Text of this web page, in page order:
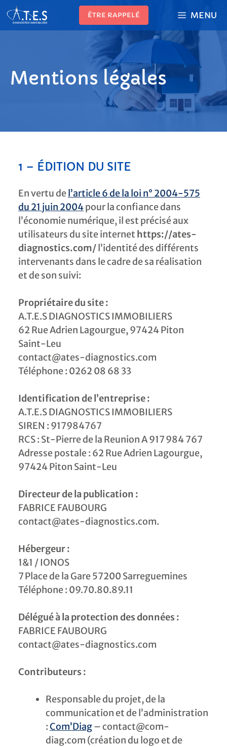
Aller
au
contenu
MENU
ÊTRE RAPPELÉ
Mentions légales
1 – ÉDITION DU SITE
En vertu de l’article 6 de la loi n° 2004-575
du 21 juin 2004pour la confiance dans
l’économie numérique, il est précisé aux
utilisateurs du site internet https://ates-
diagnostics.com/ l’identité des différents
intervenants dans le cadre de sa réalisation
et de son suivi:
Propriétaire du site :
A.T.E.S DIAGNOSTICS IMMOBILIERS
62 Rue Adrien Lagourgue, 97424 Piton
Saint-Leu
contact@ates-diagnostics.com
Téléphone : 0262 08 68 33
Identification de l’entreprise :
A.T.E.S DIAGNOSTICS IMMOBILIERS
SIREN : 917984767
RCS : St-Pierre de la Reunion A 917 984 767
Adresse postale : 62 Rue Adrien Lagourgue,
97424 Piton Saint-Leu
Directeur de la publication :
FABRICE FAUBOURG
contact@ates-diagnostics.com.
Hébergeur :
1&1 / IONOS
7 Place de la Gare 57200 Sarreguemines
Téléphone : 09.70.80.89.11
Délégué à la protection des données :
FABRICE FAUBOURG
contact@ates-diagnostics.com
Contributeurs :
Responsable du projet, de la
communication et de l’administration
:Com’Diag– contact@com-
diag.com (création du logo et de